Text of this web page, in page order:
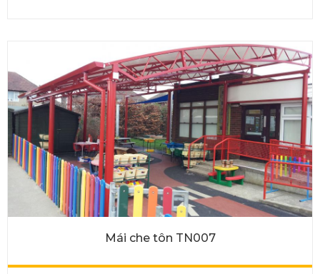
Mái che tôn TN007